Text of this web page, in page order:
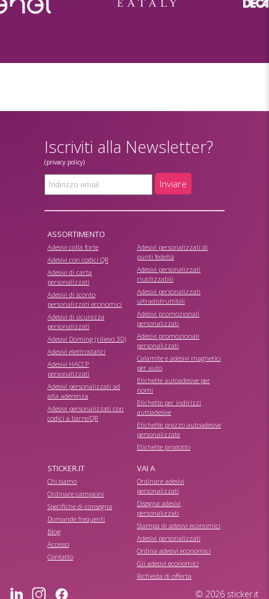
Iscriviti alla Newsletter?
(privacy policy)
Inviare
ASSORTIMENTO
Adesivi colla forte
Adesivi con codici QR
Adesivi di carta
personalizzati
Adesivi di sconto
personalizzati economici
Adesivi di sicurezza
personalizzati
Adesivi Doming (rilievo 3D)
Adesivi elettrostatici
Adesivi HACCP
personalizzati
Adesivi personalizzati ad
alta aderenza
Adesivi personalizzati con
codici a barre/QR
Adesivi personalizzati di
punti fedeltà
Adesivi personalizzati
riutilizzabili
Adesivi personalizzati
ultradistruttibili
Adesivi promozionali
personalizzati
Adesivi promozionali
personalizzati
Calamite e adesivi magnetici
per auto
Etichette autoadesive per
nomi
Etichette per indirizzi
autoadesive
Etichette prezzo autoadesive
personalizzate
Etichette prodotto
STICKER.IT
Chi siamo
Ordinare campioni
Specifiche di consegna
Domande frequenti
Blog
Accesso
Contatto
VAI A
Ordinare adesivi
personalizzati
Disegna adesivi
personalizzati
Stampa di adesivi economici
Adesivi personalizzati
Ordina adesivi economici
Gli adesivi economici
Richiesta di offerta
© 2026 sticker.it